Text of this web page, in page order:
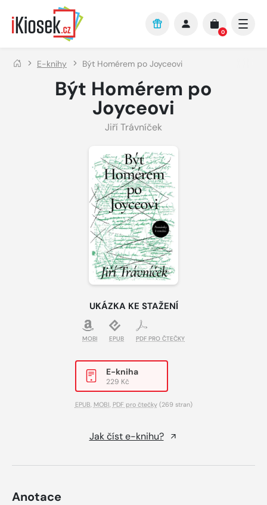
Přejít na hlavní obsah
0
E-knihy Být Homérem po Joyceovi
Být Homérem po
Joyceovi
Jiří Trávníček
UKÁZKA KE STAŽENÍ
MOBI EPUB PDF PRO ČTEČKY
E-kniha
229 Kč
EPUB, MOBI, PDF pro čtečky(269 stran)
Jak číst e-knihu?
Anotace